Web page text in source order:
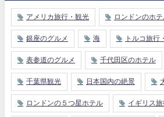
アメリカ旅行・観光 ロンドンのホテ
銀座のグルメ 海 トルコ旅行
表参道のグルメ 千代田区のホテル
千葉県観光 日本国内の絶景
ロンドンの５つ星ホテル イギリス